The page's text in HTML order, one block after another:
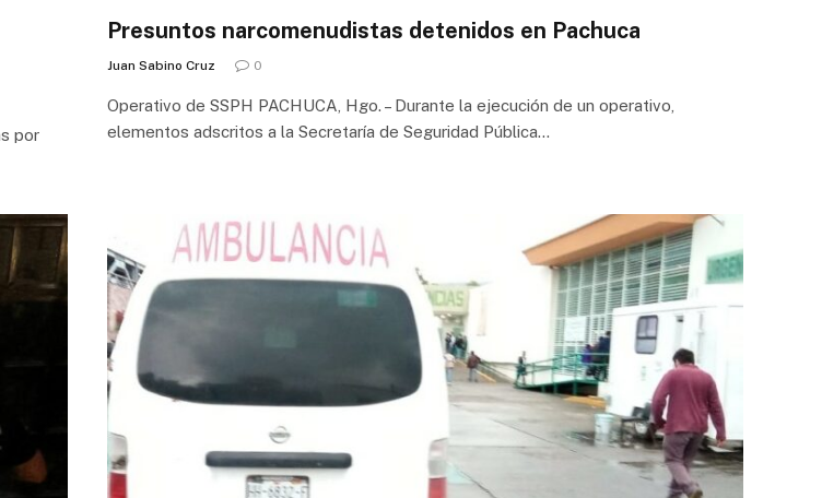
por
Presuntos narcomenudistas detenidos en Pachuca
Juan Sabino Cruz 0
Operativo de SSPH PACHUCA, Hgo. – Durante la ejecución de un operativo,
elementos adscritos a la Secretaría de Seguridad Pública…